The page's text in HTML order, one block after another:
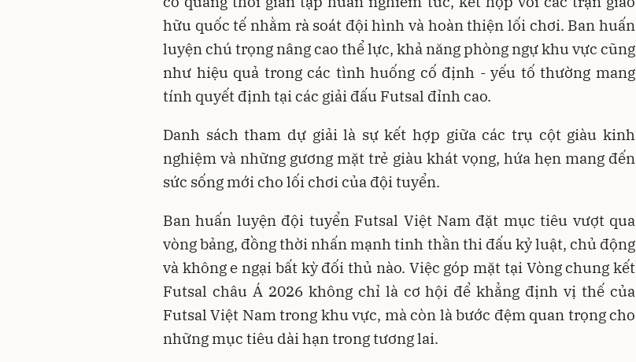
hữu quốc tế nhằm rà soát đội hình và hoàn thiện lối chơi. Ban huấn
luyện chú trọng nâng cao thể lực, khả năng phòng ngự khu vực cũng
như hiệu quả trong các tình huống cố định - yếu tố thường mang
tính quyết định tại các giải đấu Futsal đỉnh cao.
Danh sách tham dự giải là sự kết hợp giữa các trụ cột giàu kinh
nghiệm và những gương mặt trẻ giàu khát vọng, hứa hẹn mang đến
sức sống mới cho lối chơi của đội tuyển.
Ban huấn luyện đội tuyển Futsal Việt Nam đặt mục tiêu vượt qua
vòng bảng, đồng thời nhấn mạnh tinh thần thi đấu kỷ luật, chủ động
và không e ngại bất kỳ đối thủ nào. Việc góp mặt tại Vòng chung kết
Futsal châu Á 2026 không chỉ là cơ hội để khẳng định vị thế của
Futsal Việt Nam trong khu vực, mà còn là bước đệm quan trọng cho
những mục tiêu dài hạn trong tương lai.